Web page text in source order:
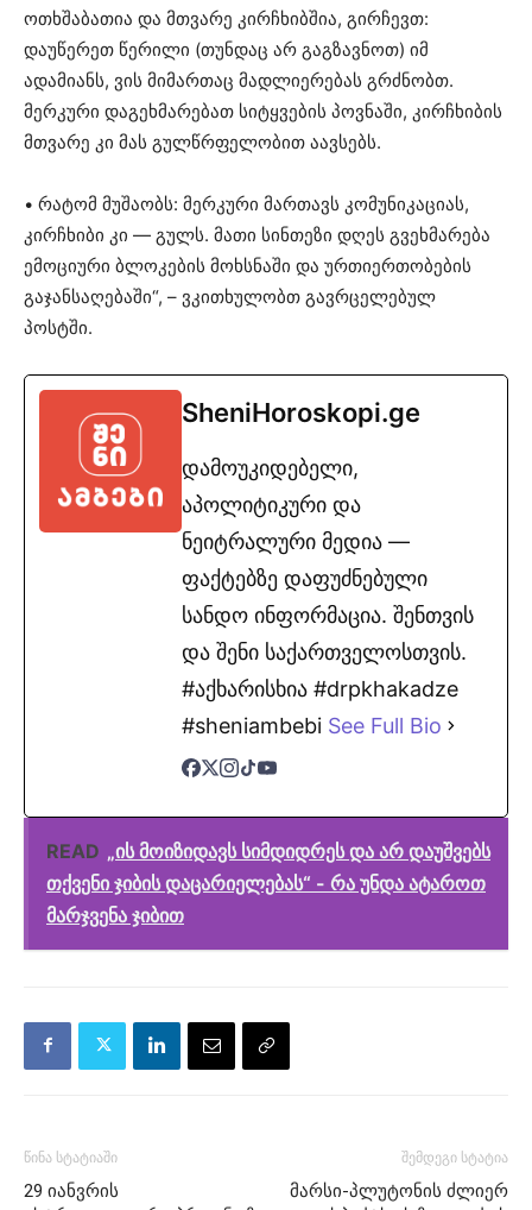
ოთხშაბათია და მთვარე კირჩხიბშია, გირჩევთ:
დაუწერეთ წერილი (თუნდაც არ გაგზავნოთ) იმ
ადამიანს, ვის მიმართაც მადლიერებას გრძნობთ.
მერკური დაგეხმარებათ სიტყვების პოვნაში, კირჩხიბის
მთვარე კი მას გულწრფელობით აავსებს.
• რატომ მუშაობს: მერკური მართავს კომუნიკაციას,
კირჩხიბი კი — გულს. მათი სინთეზი დღეს გვეხმარება
ემოციური ბლოკების მოხსნაში და ურთიერთობების
გაჯანსაღებაში“, – ვკითხულობთ გავრცელებულ
პოსტში.
SheniHoroskopi.ge
დამოუკიდებელი,
აპოლიტიკური და
ნეიტრალური მედია —
ფაქტებზე დაფუძნებული
სანდო ინფორმაცია. შენთვის
და შენი საქართველოსთვის.
#აქხარისხია #drpkhakadze
#sheniambebi See Full Bio
READ „ის მოიზიდავს სიმდიდრეს და არ დაუშვებს
თქვენი ჯიბის დაცარიელებას“ - რა უნდა ატაროთ
მარჯვენა ჯიბით
წინა სტატიაში
29 იანვრის
შემდეგი სტატია
მარსი-პლუტონის ძლიერ